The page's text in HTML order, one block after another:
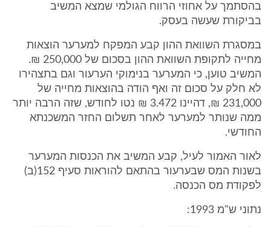
בהסתמך על אחוזי הרווח הגולמי שמצא המשיב
בביקורת שעשה בעסק.
במסגרת השוואת ההון קבע המפקח למערער הוצאות
מחייה לתקופת השוואת ההון בסכום של 250,000 ₪.
המשיב טוען, כי המערער בנימוקי הערעור וגם בתצהירו
לא חלק על סכום זה ואף הודה בהוצאות מחייה של
231,000 ₪, דהיינו 3.472 ₪ נטו לחודש, שזה הרבה יותר
ממה שנותר למערער לאחר תשלום החזר המשכנתא
החודשי.
לאור האמור לעיל, קבע המשיב את הכנסות המערער
בשנות המס שבערעור בהתאם להוראות סעיף 152(ב)
לפקודת מס הכנסה.
נתוני ש"מ 1993: